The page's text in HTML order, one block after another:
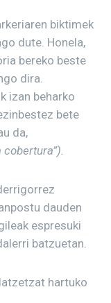
biktimek
dute. Honela,
bereko beste
dira.
izan beharko
bete
da,
dauden
espresuki
batzuetan.
hartuko